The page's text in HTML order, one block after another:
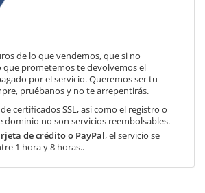
de lo que vendemos, que si no
que prometemos te devolvemos el
por el servicio. Queremos ser tu
pruébanos y no te arrepentirás.
certificados SSL, así como el registro o
dominio no son servicios reembolsables.
de crédito o PayPal, el servicio se
1 hora y 8 horas..